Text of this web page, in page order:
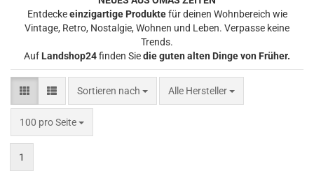
Entdeckeeinzigartige Produktefür deinen Wohnbereich wie
Vintage, Retro, Nostalgie, Wohnen und Leben. Verpasse keine
Trends.
Auf Landshop24finden Siedie guten alten Dinge von Früher.
Sortieren nach
Sortieren nach Alle Hersteller
100 pro Seite
pro Seite
1